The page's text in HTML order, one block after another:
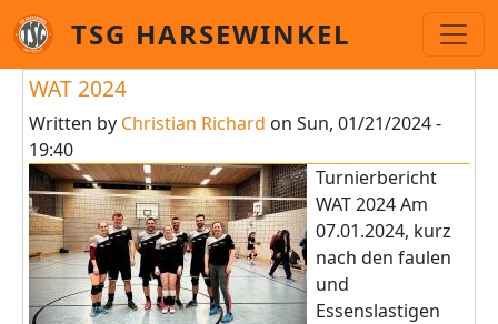
Skip to main content
TSG HARSEWINKEL
WAT 2024
Written by Christian Richard on Sun, 01/21/2024 -
19:40
Turnierbericht
WAT 2024 Am
07.01.2024, kurz
nach den faulen
und
Essenslastigen